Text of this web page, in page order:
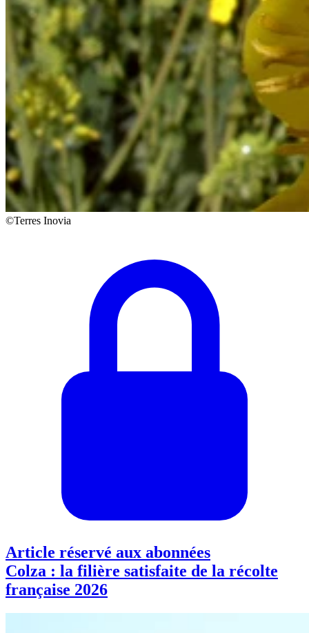
©Terres Inovia
Article réservé aux abonnées
Colza : la filière satisfaite de la récolte
française 2026